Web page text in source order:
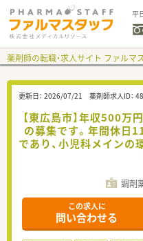
平
薬剤師の転職・求人サイト ファルマ
更新日： 2026/07/21 薬剤師求人ID：
【東広島市】年収500
の募集です。年間休日
であり、小児科メインの
調剤
この求人に
問い合わせる